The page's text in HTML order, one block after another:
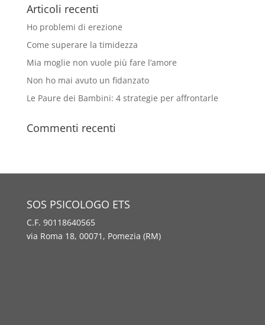
Articoli recenti
Ho problemi di erezione
Come superare la timidezza
Mia moglie non vuole più fare l’amore
Non ho mai avuto un fidanzato
Le Paure dei Bambini: 4 strategie per affrontarle
Commenti recenti
SOS PSICOLOGO ETS
C.F. 90118640565
via Roma 18, 00071, Pomezia (RM)